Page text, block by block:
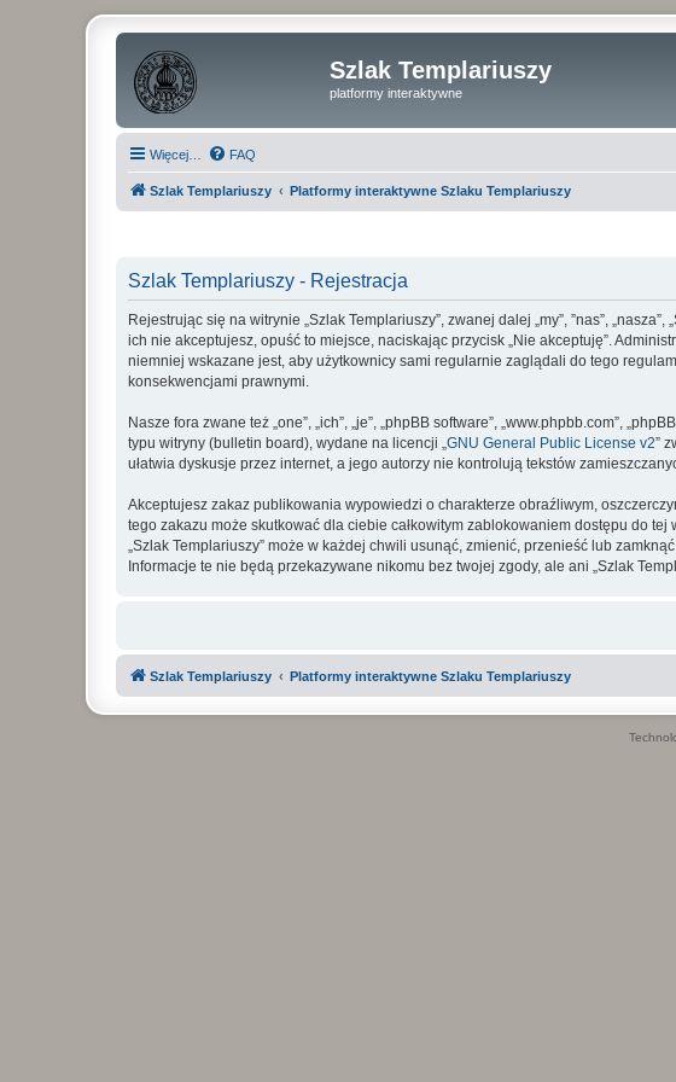
Szlak Templariuszy
platformy interaktywne
Więcej… FAQ
Szlak Templariuszy Platformy interaktywne Szlaku Templariuszy
Szlak Templariuszy - Rejestracja
Rejestrując się na witrynie „Szlak Templariuszy”, zwanej dalej „my”, ”nas”,
ich nie akceptujesz, opuść to miejsce, naciskając przycisk „Nie akceptuję”.
niemniej wskazane jest, aby użytkownicy sami regularnie zaglądali do tego
konsekwencjami prawnymi.
Nasze fora zwane też „one”, „ich”, „je”, „phpBB software”, „www.phpbb.com”,
typu witryny (bulletin board), wydane na licencji „GNU General Public License v2”
ułatwia dyskusje przez internet, a jego autorzy nie kontrolują tekstów
Akceptujesz zakaz publikowania wypowiedzi o charakterze obraźliwym,
tego zakazu może skutkować dla ciebie całkowitym zablokowaniem dostępu do
„Szlak Templariuszy” może w każdej chwili usunąć, zmienić, przenieść lub
Informacje te nie będą przekazywane nikomu bez twojej zgody, ale ani „Szlak
Szlak Templariuszy Platformy interaktywne Szlaku Templariuszy